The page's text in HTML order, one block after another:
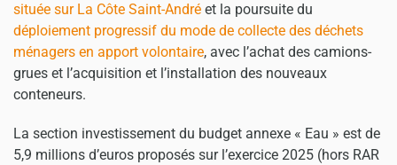
située sur La Côte Saint-André et la poursuite du
déploiement progressif du mode de collecte des déchets
ménagers en apport volontaire, avec l’achat des camions-
grues et l’acquisition et l’installation des nouveaux
conteneurs.
La section investissement du budget annexe « Eau » est de
5,9 millions d’euros proposés sur l’exercice 2025 (hors RAR